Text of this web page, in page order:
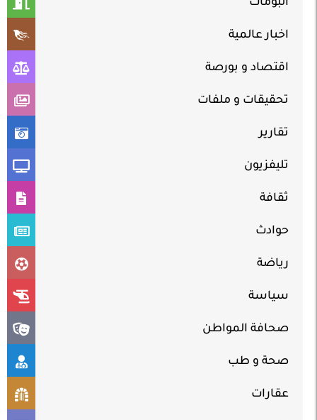
ألبومات
اخبار عالمية
اقتصاد و بورصة
تحقيقات و ملفات
تقارير
تليفزيون
ثقافة
حوادث
رياضة
سياسة
صحافة المواطن
صحة و طب
عقارات